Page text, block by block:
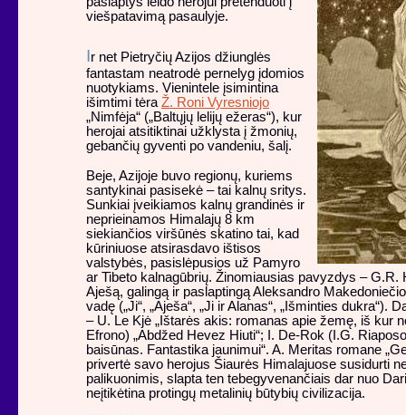
viešpatavimą pasaulyje.
Ir net Pietryčių Azijos džiunglės
fantastam neatrodė pernelyg įdomios
nuotykiams. Vienintele įsimintina
išimtimi tėra Ž. Roni Vyresniojo
„Nimfėja“ („Baltųjų lelijų ežeras“), kur
herojai atsitiktinai užklysta į žmonių,
gebančių gyventi po vandeniu, šalį.
Beje, Azijoje buvo regionų, kuriems
santykinai pasisekė – tai kalnų sritys.
Sunkiai įveikiamos kalnų grandinės ir
neprieinamos Himalajų 8 km
siekiančios viršūnės skatino tai, kad
kūriniuose atsirasdavo ištisos
valstybės, pasislėpusios už Pamyro
ar Tibeto kalnagūbrių. Žinomiausias pavyzdys – G.R.
Aješą, galingą ir paslaptingą Aleksandro
vadę („Ji“, „Aješa“, „Ji ir Alanas“, „Išminties dukra“).
– U. Le Kjė „Ištarės akis: romanas apie žemę, iš kur
Efrono) „Abdžed Hevez Hiuti“; I. De-Rok (I.G.
baisūnas. Fantastika jaunimui“. A. Meritas romane
privertė savo herojus Šiaurės Himalajuose susidurti
palikuonimis, slapta ten tebegyvenančiais dar nuo
neįtikėtina protingų metalinių būtybių civilizacija.